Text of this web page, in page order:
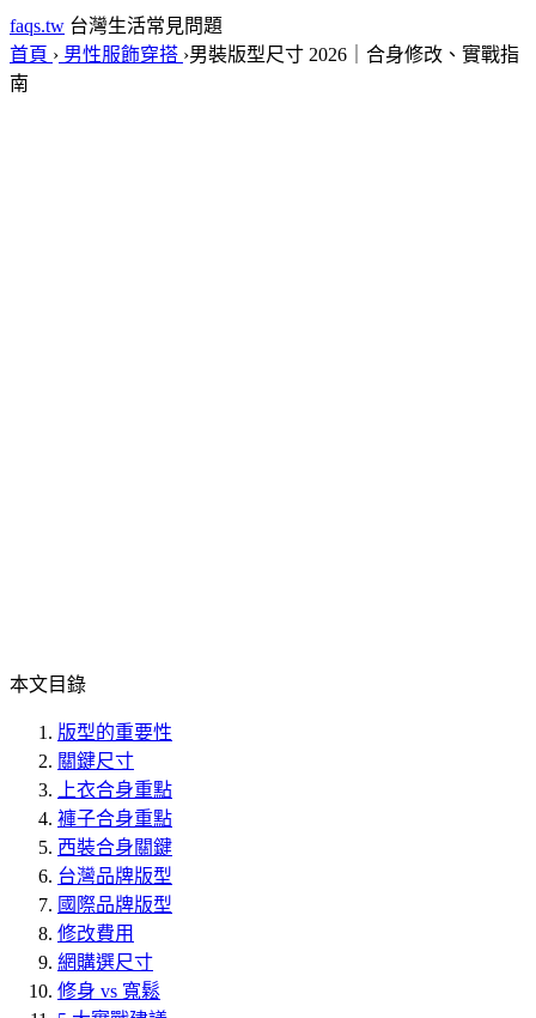
faqs.tw 台灣生活常見問題
首頁 › 男性服飾穿搭 ›男裝版型尺寸 2026｜合身修改、實戰指
南
本文目錄
版型的重要性
關鍵尺寸
上衣合身重點
褲子合身重點
西裝合身關鍵
台灣品牌版型
國際品牌版型
修改費用
網購選尺寸
修身 vs 寬鬆